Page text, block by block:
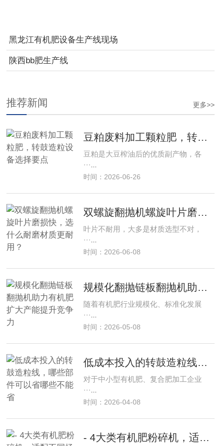
黑龙江有机肥设备生产线现场
陕西bb肥生产线
更多>>
推荐新闻
豆粕废料加工颗粒肥，转鼓造粒设备选择要点
豆粕是大豆榨油后的优质副产物，各
···...
时间：2026-06-26
双螺旋翻抛机螺旋叶片磨损快，选什么耐磨材质更耐用？
叶片不耐用，大多是材质选型不对，
···...
时间：2026-06-08
规模化翻抛链板翻抛机助力有机肥扩大产能提升竞争力
随着有机肥行业规模化、标准化发展
···...
时间：2026-05-08
低成本投入的转鼓造粒线，哪些部件可以省哪些不能省
对于中小型有机肥、复合肥加工企业
···...
时间：2026-04-08
- 4大类有机肥粉碎机，适配不同场景需求